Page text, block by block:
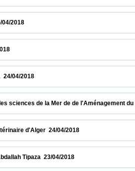
25/04/2018
24/04/2018
Blida1  24/04/2018
des sciences de la Mer de de
Vétérinaire d'Alger  24/04/2018
Abdallah Tipaza  23/04/2018